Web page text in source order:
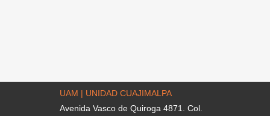
UAM | UNIDAD CUAJIMALPA
Avenida Vasco de Quiroga 4871. Col.